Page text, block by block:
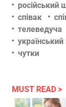
російський
співак
телеведуча
чутки
MUST READ